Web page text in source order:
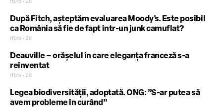
rfi.ro • 2d
După Fitch, așteptăm evaluarea Moody's. Este posibil
ca România să fie de fapt într-un junk camuflat?
rfi.ro • 2d
Deauville – orășelul în care eleganța franceză s-a
reinventat
rfi.ro • 2d
Legea biodiversității, adoptată. ONG: ”S-ar putea să
avem probleme în curând”